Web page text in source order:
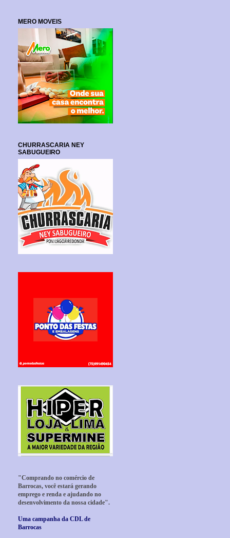
MERO MOVEIS
CHURRASCARIA NEY
SABUGUEIRO
"Comprando no comércio de
Barrocas, você estará gerando
emprego e renda e ajudando no
desenvolvimento da nossa cidade".
Uma campanha da CDL de
Barrocas